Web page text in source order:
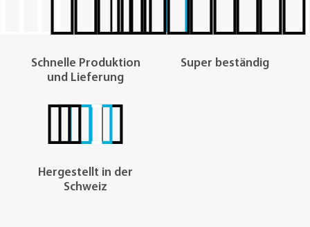
Schnelle Produktion
Super beständig
Hergestellt in der